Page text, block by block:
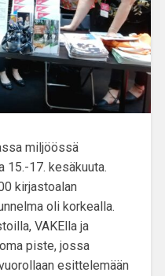
miljöössä
15.-17. kesäkuuta.
kirjastoalan
oli korkealla.
VAKElla ja
piste, jossa
esittelemään